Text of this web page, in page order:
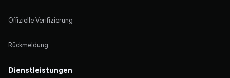
Offizielle Verifizierung
Rückmeldung
Dienstleistungen